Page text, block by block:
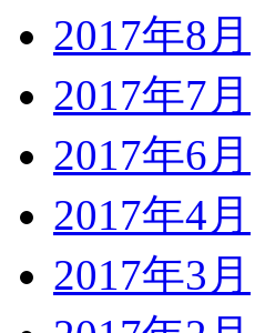
2017年8月
2017年7月
2017年6月
2017年4月
2017年3月